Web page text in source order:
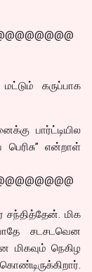
கருப்பாக
பார்ட்டியில
என்றாள்
சந்தித்தேன். மிக
சடசடவென
நெகிழ